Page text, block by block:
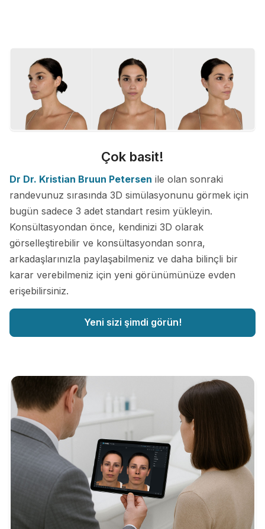
Çok basit!
Dr Dr. Kristian Bruun Petersen ile olan sonraki
randevunuz sırasında 3D simülasyonunu görmek için
bugün sadece 3 adet standart resim yükleyin.
Konsültasyondan önce, kendinizi 3D olarak
görselleştirebilir ve konsültasyondan sonra,
arkadaşlarınızla paylaşabilmeniz ve daha bilinçli bir
karar verebilmeniz için yeni görünümünüze evden
erişebilirsiniz.
Yeni sizi şimdi görün!